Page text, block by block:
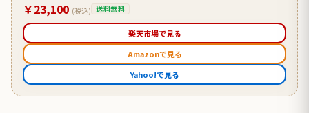
￥23,100 (税込) 送料無料
楽天市場で見る
Amazonで見る
Yahoo!で見る